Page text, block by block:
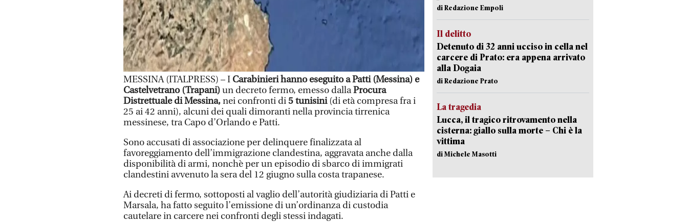
MESSINA (ITALPRESS) – I Carabinieri hanno eseguito a Patti (Messina) e
Castelvetrano (Trapani)un decreto fermo, emesso dallaProcura
Distrettuale di Messina,nei confronti di5 tunisini(di età compresa fra i
25 ai 42 anni), alcuni dei quali dimoranti nella provincia tirrenica
messinese, tra Capo d’Orlando e Patti.
Sono accusati di associazione per delinquere finalizzata al
favoreggiamento dell’immigrazione clandestina, aggravata anche dalla
disponibilità di armi, nonchè per un episodio di sbarco di immigrati
clandestini avvenuto la sera del 12 giugno sulla costa trapanese.
Ai decreti di fermo, sottoposti al vaglio dell’autorità giudiziaria di Patti e
Marsala, ha fatto seguito l’emissione di un’ordinanza di custodia
cautelare in carcere nei confronti degli stessi indagati.
di Redazione Empoli
Il delitto
Detenuto di 32 anni ucciso in cella nel
carcere di Prato: era appena arrivato
alla Dogaia
di Redazione Prato
La tragedia
Lucca, il tragico ritrovamento nella
cisterna: giallo sulla morte – Chi è la
vittima
di Michele Masotti